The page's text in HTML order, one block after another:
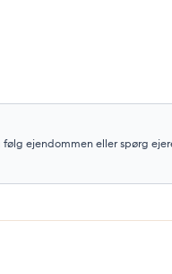
ejendommen eller spørg